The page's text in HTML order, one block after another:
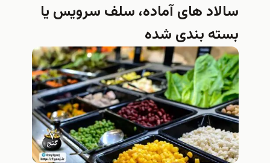
سالاد های آماده، سلف سرویس یا
بسته بندی شده